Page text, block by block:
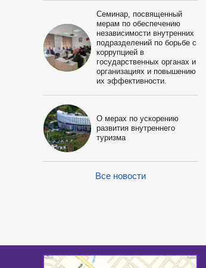
Семинар, посвященный
мерам по обеспечению
независимости внутренних
подразделений по борьбе с
коррупцией в
государственных органах и
организациях и повышению
их эффективности.
О мерах по ускорению
развития внутреннего
туризма
Все новости